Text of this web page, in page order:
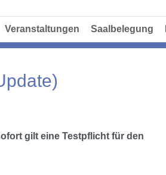
Veranstaltungen Saalbelegung
gilt eine Testpflicht für den